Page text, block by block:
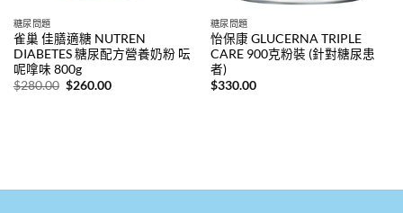
糖尿問題
雀巢 佳膳適糖 NUTREN
DIABETES 糖尿配方營養奶粉 呍
呢嗱味 800g
$280.00 原
$260.00目
糖尿問題
怡保康 GLUCERNA TRIPLE
CARE 900克粉裝 (針對糖尿患
者)
$330.00